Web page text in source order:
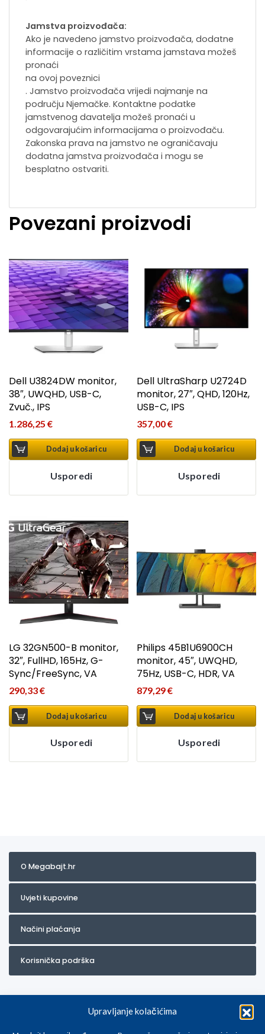
Upravljanje kolačićima
Jamstva proizvođača:
Ako je navedeno jamstvo proizvođača, dodatne
informacije o različitim vrstama jamstava možeš
pronaći
na ovoj poveznici
. Jamstvo proizvođača vrijedi najmanje na
području Njemačke. Kontaktne podatke
jamstvenog davatelja možeš pronaći u
odgovarajućim informacijama o proizvođaču.
Zakonska prava na jamstvo ne ograničavaju
dodatna jamstva proizvođača i mogu se
besplatno ostvariti.
Povezani proizvodi
Dell U3824DW monitor,
38″, UWQHD, USB-C,
Zvuč., IPS
1.286,25 €
Dodaj u košaricu
Usporedi
Dell UltraSharp U2724D
monitor, 27″, QHD, 120Hz,
USB-C, IPS
357,00€
Dodaj u košaricu
Usporedi
LG 32GN500-B monitor,
32″, FullHD, 165Hz, G-
Sync/FreeSync, VA
290,33€
Dodaj u košaricu
Usporedi
Philips 45B1U6900CH
monitor, 45″, UWQHD,
75Hz, USB-C, HDR, VA
879,29€
Dodaj u košaricu
Usporedi
O Megabajt.hr
Uvjeti kupovine
Načini plaćanja
Korisnička podrška